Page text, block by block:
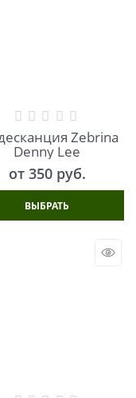
Zebrina
Denny Lee
от 350 руб.
ВЫБРАТЬ